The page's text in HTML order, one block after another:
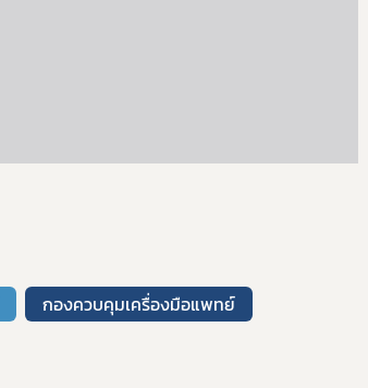
กองควบคุมเครื่องมือแพทย์